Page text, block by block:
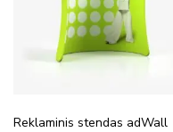
Reklaminis stendas adWall